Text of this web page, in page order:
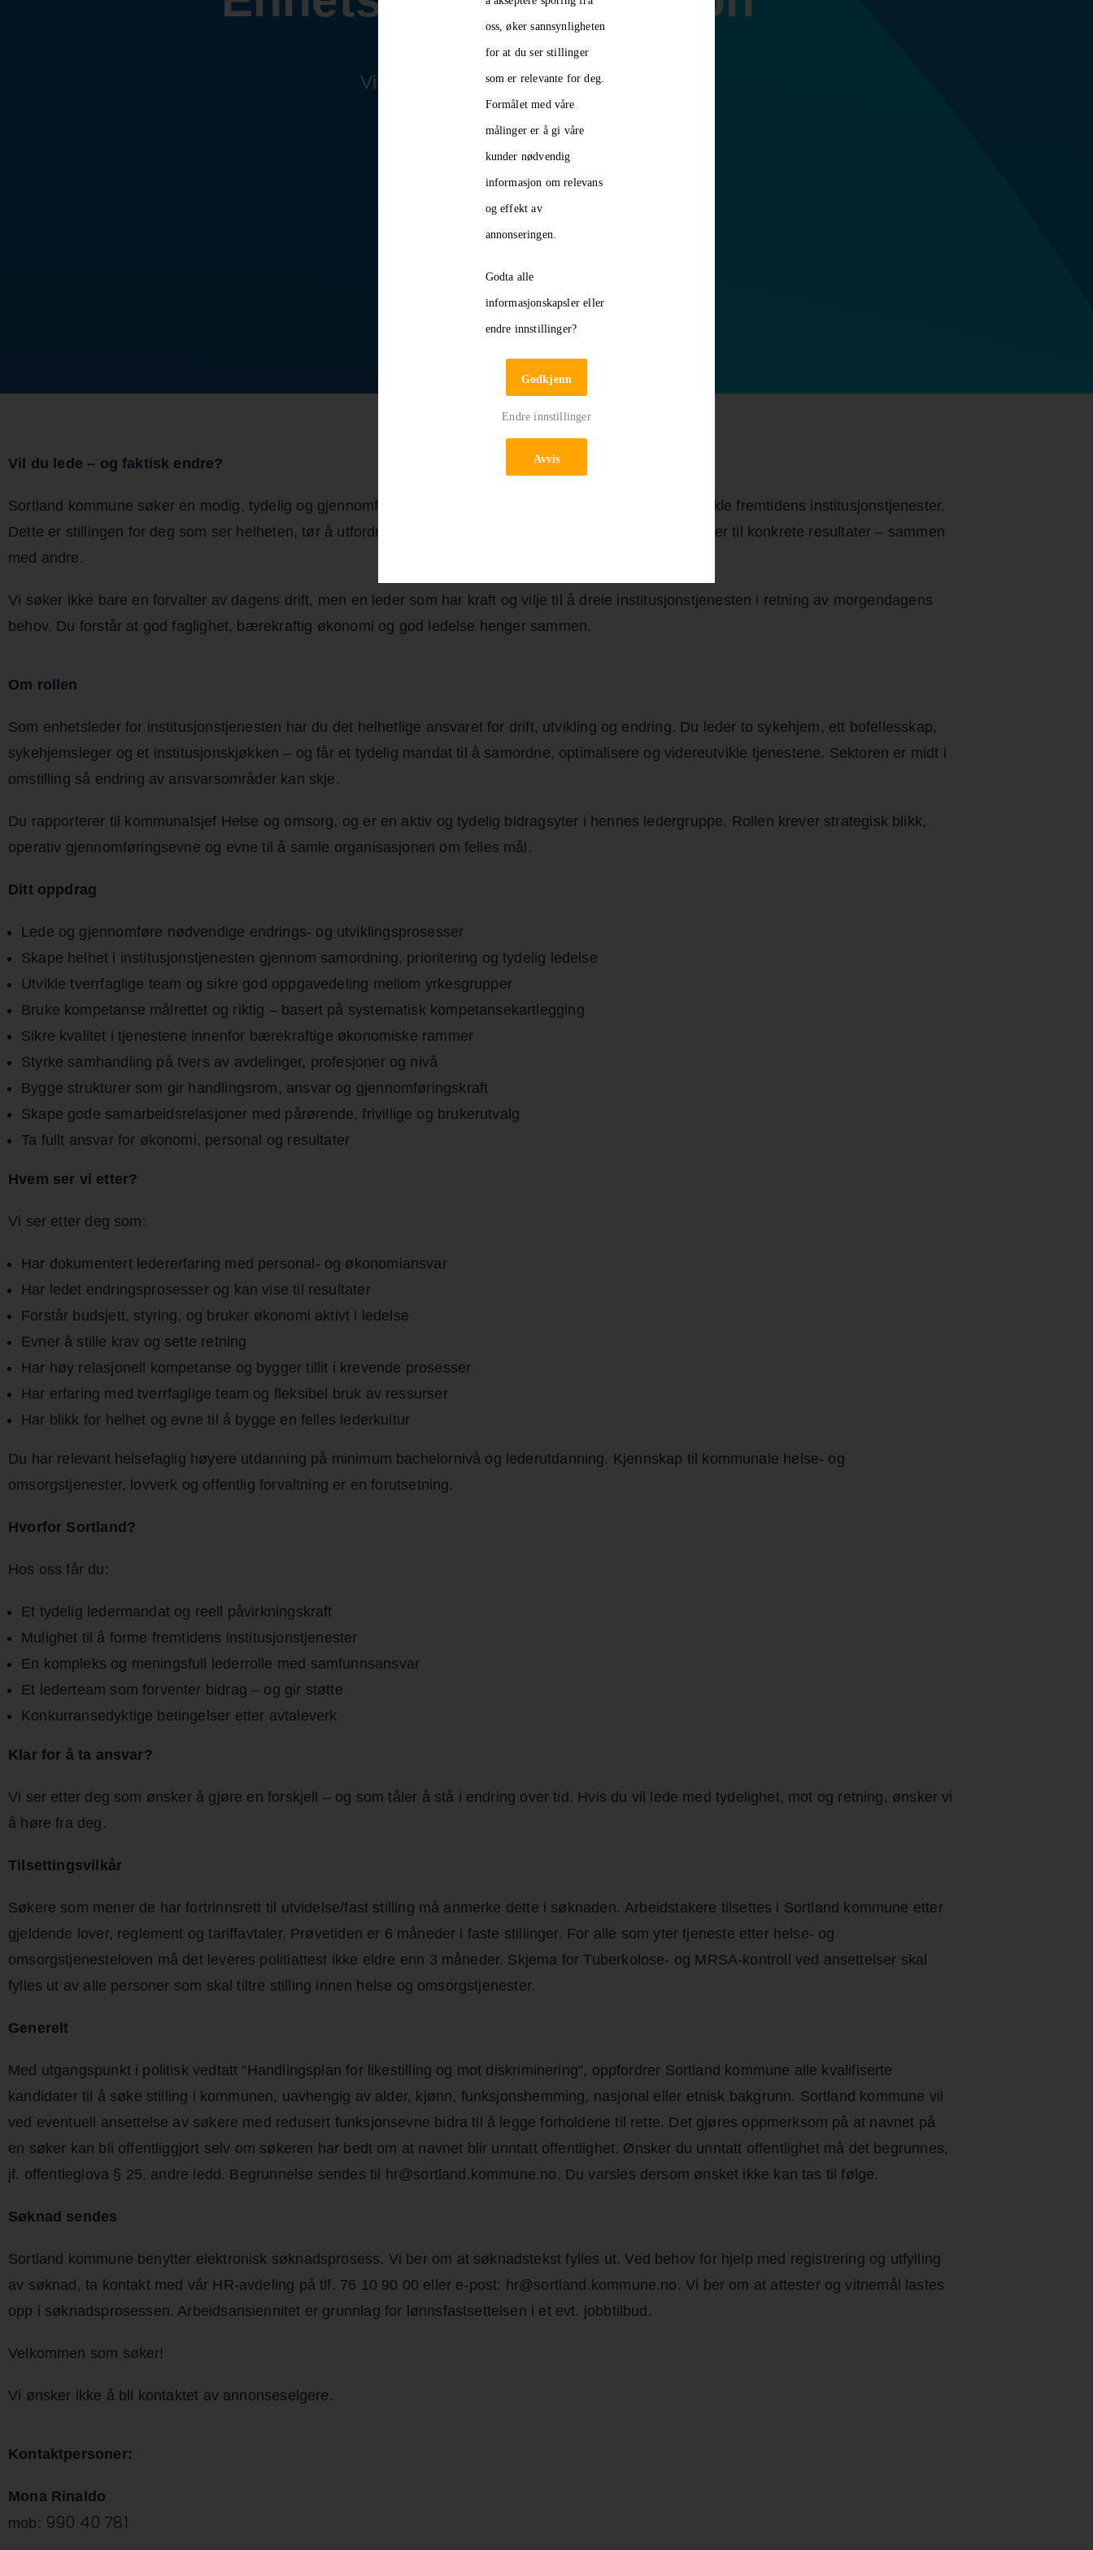
oss, øker sannsynligheten
for at du ser stillinger
som er relevante for deg.
Formålet med våre
målinger er å gi våre
kunder nødvendig
informasjon om relevans
og effekt av
annonseringen.
Godta alle
informasjonskapsler eller
endre innstillinger?
Godkjenn
Endre innstillinger
Avvis
Vil du lede – og faktisk endre?
Vil du lede – og faktisk endre?
Sortland kommune søker en modig, tydelig og gjennomføringssterk enhetsleder som vil ta ansvar for å utvikle fremtidens institusjonstjenester.
Dette er stillingen for deg som ser helheten, tør å utfordre etablerte strukturer og evner å omsette ambisjoner til konkrete resultater – sammen
med andre.
Vi søker ikke bare en forvalter av dagens drift, men en leder som har kraft og vilje til å dreie institusjonstjenesten i retning av morgendagens
behov. Du forstår at god faglighet, bærekraftig økonomi og god ledelse henger sammen.
Om rollen
Som enhetsleder for institusjonstjenesten har du det helhetlige ansvaret for drift, utvikling og endring. Du leder to sykehjem, ett bofellesskap,
sykehjemsleger og et institusjonskjøkken – og får et tydelig mandat til å samordne, optimalisere og videreutvikle tjenestene. Sektoren er midt i
omstilling så endring av ansvarsområder kan skje.
Du rapporterer til kommunalsjef Helse og omsorg, og er en aktiv og tydelig bidragsyter i hennes ledergruppe. Rollen krever strategisk blikk,
operativ gjennomføringsevne og evne til å samle organisasjonen om felles mål.
Ditt oppdrag
Lede og gjennomføre nødvendige endrings- og utviklingsprosesser
Skape helhet i institusjonstjenesten gjennom samordning, prioritering og tydelig ledelse
Utvikle tverrfaglige team og sikre god oppgavedeling mellom yrkesgrupper
Bruke kompetanse målrettet og riktig – basert på systematisk kompetansekartlegging
Sikre kvalitet i tjenestene innenfor bærekraftige økonomiske rammer
Styrke samhandling på tvers av avdelinger, profesjoner og nivå
Bygge strukturer som gir handlingsrom, ansvar og gjennomføringskraft
Skape gode samarbeidsrelasjoner med pårørende, frivillige og brukerutvalg
Ta fullt ansvar for økonomi, personal og resultater
Hvem ser vi etter?
Vi ser etter deg som:
Har dokumentert ledererfaring med personal- og økonomiansvar
Har ledet endringsprosesser og kan vise til resultater
Forstår budsjett, styring, og bruker økonomi aktivt i ledelse
Evner å stille krav og sette retning
Har høy relasjonell kompetanse og bygger tillit i krevende prosesser
Har erfaring med tverrfaglige team og fleksibel bruk av ressurser
Har blikk for helhet og evne til å bygge en felles lederkultur
Du har relevant helsefaglig høyere utdanning på minimum bachelornivå og lederutdanning. Kjennskap til kommunale helse- og
omsorgstjenester, lovverk og offentlig forvaltning er en forutsetning.
Hvorfor Sortland?
Hos oss får du:
Et tydelig ledermandat og reell påvirkningskraft
Mulighet til å forme fremtidens institusjonstjenester
En kompleks og meningsfull lederrolle med samfunnsansvar
Et lederteam som forventer bidrag – og gir støtte
Konkurransedyktige betingelser etter avtaleverk
Klar for å ta ansvar?
Vi ser etter deg som ønsker å gjøre en forskjell – og som tåler å stå i endring over tid. Hvis du vil lede med tydelighet, mot og retning, ønsker vi
å høre fra deg.
Tilsettingsvilkår
Søkere som mener de har fortrinnsrett til utvidelse/fast stilling må anmerke dette i søknaden. Arbeidstakere tilsettes i Sortland kommune etter
gjeldende lover, reglement og tariffavtaler. Prøvetiden er 6 måneder i faste stillinger. For alle som yter tjeneste etter helse- og
omsorgstjenesteloven må det leveres politiattest ikke eldre enn 3 måneder. Skjema for Tuberkolose- og MRSA-kontroll ved ansettelser skal
fylles ut av alle personer som skal tiltre stilling innen helse og omsorgstjenester.
Generelt
Med utgangspunkt i politisk vedtatt “Handlingsplan for likestilling og mot diskriminering”, oppfordrer Sortland kommune alle kvalifiserte
kandidater til å søke stilling i kommunen, uavhengig av alder, kjønn, funksjonshemming, nasjonal eller etnisk bakgrunn. Sortland kommune vil
ved eventuell ansettelse av søkere med redusert funksjonsevne bidra til å legge forholdene til rette. Det gjøres oppmerksom på at navnet på
en søker kan bli offentliggjort selv om søkeren har bedt om at navnet blir unntatt offentlighet. Ønsker du unntatt offentlighet må det begrunnes,
jf. offentleglova § 25, andre ledd. Begrunnelse sendes til hr@sortland.kommune.no. Du varsles dersom ønsket ikke kan tas til følge.
Søknad sendes
Sortland kommune benytter elektronisk søknadsprosess. Vi ber om at søknadstekst fylles ut. Ved behov for hjelp med registrering og utfylling
av søknad, ta kontakt med vår HR-avdeling på tlf. 76 10 90 00 eller e-post: hr@sortland.kommune.no. Vi ber om at attester og vitnemål lastes
opp i søknadsprosessen. Arbeidsansiennitet er grunnlag for lønnsfastsettelsen i et evt. jobbtilbud.
Velkommen som søker!
Vi ønsker ikke å bli kontaktet av annonseselgere.
Kontaktpersoner:
Mona Rinaldo
mob: 990 40 781